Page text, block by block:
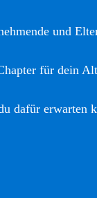
und
für dein
dafür erwarten